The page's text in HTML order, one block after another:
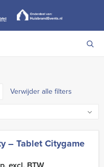
Verwijder alle filters
– Tablet Citygame